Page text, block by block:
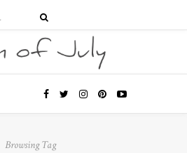
Browsing Tag